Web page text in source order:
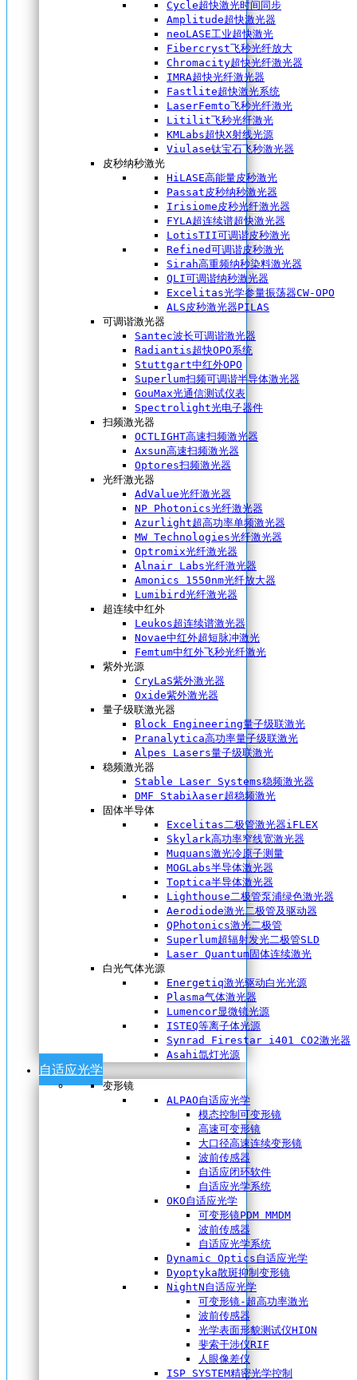
Cycle超快激光时间同步
Amplitude超快激光器
neoLASE工业超快激光
Fibercryst飞秒光纤放大
Chromacity超快光纤激光器
IMRA超快光纤激光器
Fastlite超快激光系统
LaserFemto飞秒光纤激光
Litilit飞秒光纤激光
KMLabs超快X射线光源
Viulase钛宝石飞秒激光器
皮秒纳秒激光
HiLASE高能量皮秒激光
Passat皮秒纳秒激光器
Irisiome皮秒光纤激光器
FYLA超连续谱超快激光器
LotisTII可调谐皮秒激光
Refined可调谐皮秒激光
Sirah高重频纳秒染料激光器
QLI可调谐纳秒激光器
Excelitas光学参量振荡器CW-OPO
ALS皮秒激光器PILAS
可调谐激光器
Santec波长可调谐激光器
Radiantis超快OPO系统
Stuttgart中红外OPO
Superlum扫频可调谐半导体激光器
GouMax光通信测试仪表
Spectrolight光电子器件
扫频激光器
OCTLIGHT高速扫频激光器
Axsun高速扫频激光器
Optores扫频激光器
光纤激光器
AdValue光纤激光器
NP Photonics光纤激光器
Azurlight超高功率单频激光器
MW Technologies光纤激光器
Optromix光纤激光器
Alnair Labs光纤激光器
Amonics 1550nm光纤放大器
Lumibird光纤激光器
超连续中红外
Leukos超连续谱激光器
Novae中红外超短脉冲激光
Femtum中红外飞秒光纤激光
紫外光源
CryLaS紫外激光器
Oxide紫外激光器
量子级联激光器
Block Engineering量子级联激光
Pranalytica高功率量子级联激光
Alpes Lasers量子级联激光
稳频激光器
Stable Laser Systems稳频激光器
DMF Stabiλaser超稳频激光
固体半导体
Excelitas二极管激光器iFLEX
Skylark高功率窄线宽激光器
Muquans激光冷原子测量
MOGLabs半导体激光器
Toptica半导体激光器
Lighthouse二极管泵浦绿色激光器
Aerodiode激光二极管及驱动器
QPhotonics激光二极管
Superlum超辐射发光二极管SLD
Laser Quantum固体连续激光
白光气体光源
Energetiq激光驱动白光光源
Plasma气体激光器
Lumencor显微镜光源
ISTEQ等离子体光源
Synrad Firestar i401 CO2激光器
Asahi氙灯光源
自适应光学
变形镜
ALPAO自适应光学
模态控制可变形镜
高速可变形镜
大口径高速连续变形镜
波前传感器
自适应闭环软件
自适应光学系统
OKO自适应光学
可变形镜PDM MMDM
波前传感器
自适应光学系统
Dynamic Optics自适应光学
Dyoptyka散斑抑制变形镜
NightN自适应光学
可变形镜-超高功率激光
波前传感器
光学表面形貌测试仪HION
斐索干涉仪RIF
人眼像差仪
ISP SYSTEM精密光学控制